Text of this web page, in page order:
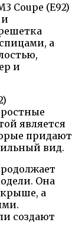
Coupe (E92)
а
и
является
придают
вид.
Она
а
создают